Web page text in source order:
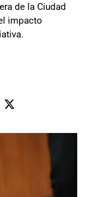
de la Ciudad
impacto